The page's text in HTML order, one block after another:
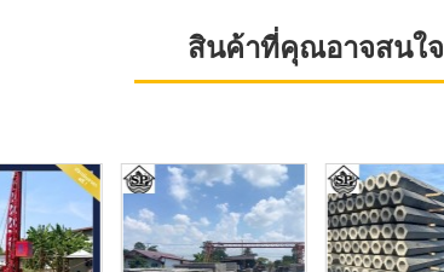
สินค้าที่คุณอาจสนใจ